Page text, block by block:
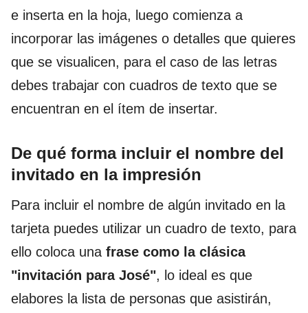
e inserta en la hoja, luego comienza a
incorporar las imágenes o detalles que quieres
que se visualicen, para el caso de las letras
debes trabajar con cuadros de texto que se
encuentran en el ítem de insertar.
De qué forma incluir el nombre del
invitado en la impresión
Para incluir el nombre de algún invitado en la
tarjeta puedes utilizar un cuadro de texto, para
ello coloca una frase como la clásica
"invitación para José", lo ideal es que
elabores la lista de personas que asistirán,